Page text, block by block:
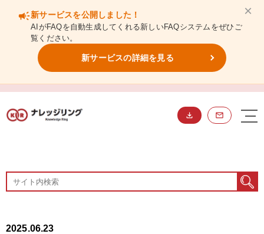
campaign新サービスを公開しました！
AIがFAQを自動生成してくれる新しいFAQシステムをぜひご
覧ください。
新サービスの詳細を見る
×
2025.06.23